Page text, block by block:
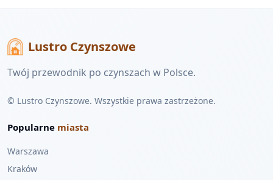
Lustro Czynszowe
Twój przewodnik po czynszach w Polsce.
© Lustro Czynszowe. Wszystkie prawa zastrzeżone.
Popularne miasta
Warszawa
Kraków